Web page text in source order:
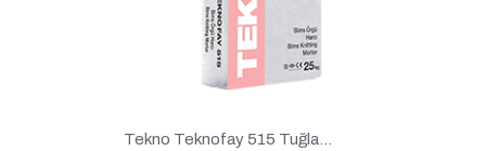
Tekno Teknofay 515 Tuğla...